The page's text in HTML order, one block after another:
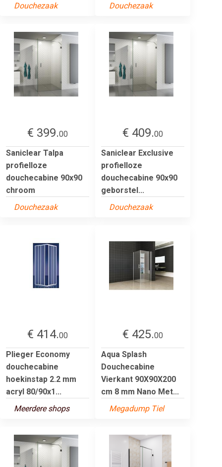
Douchezaak
Douchezaak
€ 399.00
Saniclear Talpa
profielloze
douchecabine 90x90
chroom
Douchezaak
€ 409.00
Saniclear Exclusive
profielloze
douchecabine 90x90
geborstel...
Douchezaak
€ 414.00
Plieger Economy
douchecabine
hoekinstap 2.2 mm
acryl 80/90x1...
Meerdere shops
€ 425.00
Aqua Splash
Douchecabine
Vierkant 90X90X200
cm 8 mm Nano Met...
Megadump Tiel